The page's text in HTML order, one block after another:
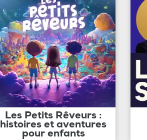
Les Petits Rêveurs :
histoires et aventures
pour enfants